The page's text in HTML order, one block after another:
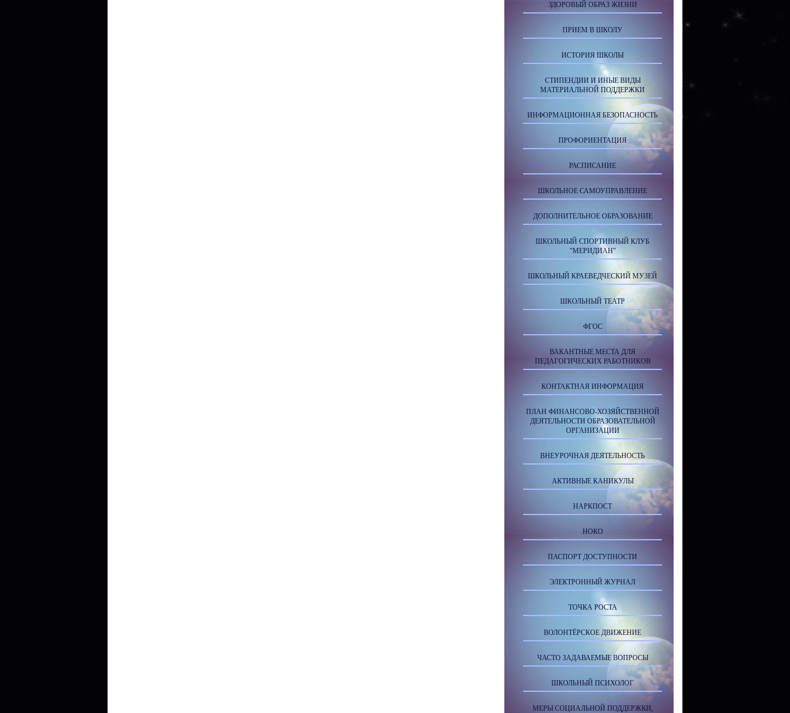
ЗДОРОВЫЙ ОБРАЗ ЖИЗНИ
ПРИЕМ В ШКОЛУ
ИСТОРИЯ ШКОЛЫ
СТИПЕНДИИ И ИНЫЕ ВИДЫ
МАТЕРИАЛЬНОЙ ПОДДЕРЖКИ
ИНФОРМАЦИОННАЯ БЕЗОПАСНОСТЬ
ПРОФОРИЕНТАЦИЯ
РАСПИСАНИЕ
ШКОЛЬНОЕ САМОУПРАВЛЕНИЕ
ДОПОЛНИТЕЛЬНОЕ ОБРАЗОВАНИЕ
ШКОЛЬНЫЙ СПОРТИВНЫЙ КЛУБ
"МЕРИДИАН"
ШКОЛЬНЫЙ КРАЕВЕДЧЕСКИЙ МУЗЕЙ
ШКОЛЬНЫЙ ТЕАТР
ФГОС
ВАКАНТНЫЕ МЕСТА ДЛЯ
ПЕДАГОГИЧЕСКИХ РАБОТНИКОВ
КОНТАКТНАЯ ИНФОРМАЦИЯ
ПЛАН ФИНАНСОВО-ХОЗЯЙСТВЕННОЙ
ДЕЯТЕЛЬНОСТИ ОБРАЗОВАТЕЛЬНОЙ
ОРГАНИЗАЦИИ
ВНЕУРОЧНАЯ ДЕЯТЕЛЬНОСТЬ
АКТИВНЫЕ КАНИКУЛЫ
НАРКПОСТ
НОКО
ПАСПОРТ ДОСТУПНОСТИ
ЭЛЕКТРОННЫЙ ЖУРНАЛ
ТОЧКА РОСТА
ВОЛОНТЁРСКОЕ ДВИЖЕНИЕ
ЧАСТО ЗАДАВАЕМЫЕ ВОПРОСЫ
ШКОЛЬНЫЙ ПСИХОЛОГ
МЕРЫ СОЦИАЛЬНОЙ ПОДДЕРЖКИ,